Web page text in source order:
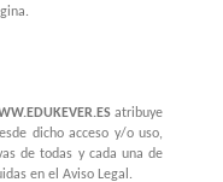
atribuye
dicho acceso y/o uso,
de todas y cada una de
en el Aviso Legal.